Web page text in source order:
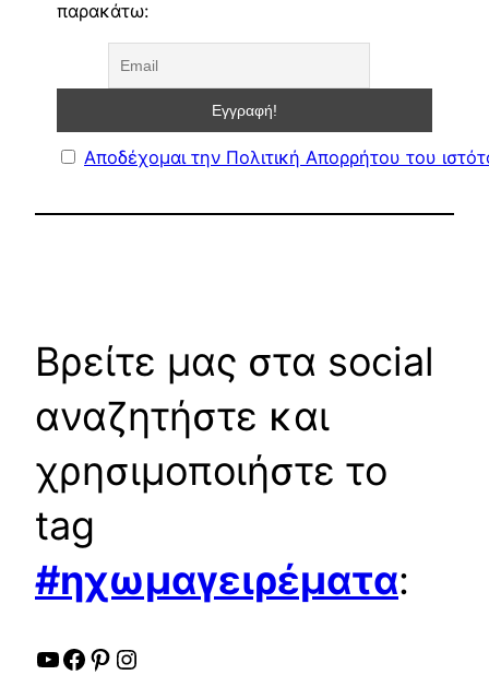
παρακάτω:
Αποδέχομαι την Πολιτική Απορρήτου του
Βρείτε μας στα social
αναζητήστε και
χρησιμοποιήστε το
tag
#ηχωμαγειρέματα:
YouTube
Facebook
Pinterest
Instagram